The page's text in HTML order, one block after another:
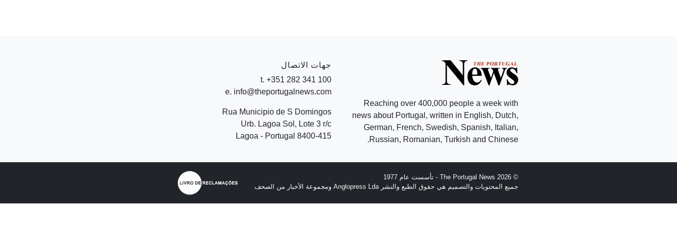
Reaching over 400,000 people a week with
news about Portugal, written in English, Dutch,
German, French, Swedish, Spanish, Italian,
Russian, Romanian, Turkish and Chinese.
جهات الاتصال
t. +351 282 341 100
e. info@theportugalnews.com
Rua Municipio de S Domingos
Urb. Lagoa Sol, Lote 3 r/c
8400-415 Lagoa - Portugal
© 2026 The Portugal News - تأسست عام 1977
جميع المحتويات والتصميم هي حقوق الطبع والنشر Anglopress Lda ومجموعة الأخبار من الصحف